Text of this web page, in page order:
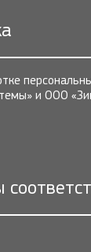
и ООО